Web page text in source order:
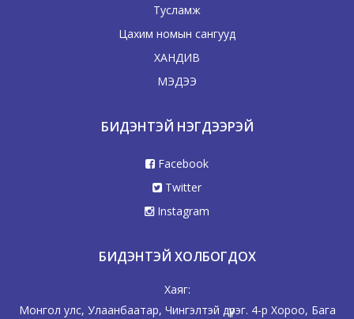
Тусламж
Цахим номын сангууд
ХАНДИВ
МЭДЭЭ
БИДЭНТЭЙ НЭГДЭЭРЭЙ
Facebook
Twitter
Instagram
БИДЭНТЭЙ ХОЛБОГДОХ
Хаяг:
Монгол улс, Улаанбаатар, Чингэлтэй дүүрэг. 4-р Хороо, Бага